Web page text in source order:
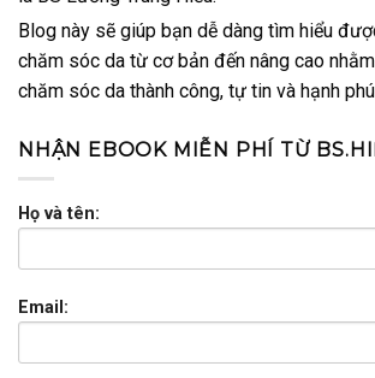
Blog này sẽ giúp bạn dễ dàng tìm hiểu
chăm sóc da từ cơ bản đến nâng cao
chăm sóc da thành công, tự tin và hạnh
NHẬN EBOOK MIỄN PHÍ TỪ
Họ và tên:
Email: